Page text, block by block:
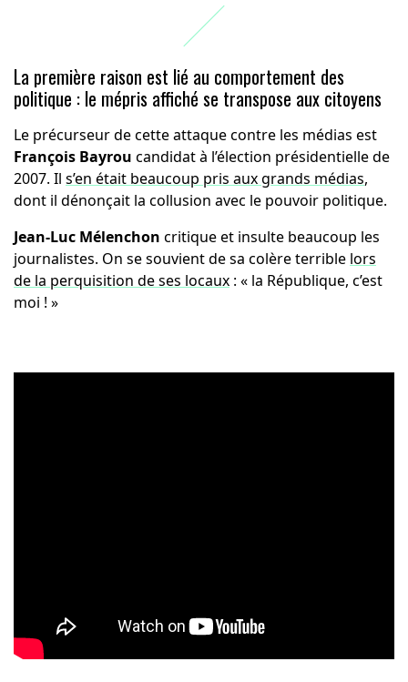
La première raison est lié au comportement des
politique : le mépris affiché se transpose aux citoyens
Le précurseur de cette attaque contre les médias est
François Bayrou candidat à l’élection présidentielle de
2007. Il s’en était beaucoup pris aux grands médias,
dont il dénonçait la collusion avec le pouvoir politique.
Jean-Luc Mélenchon critique et insulte beaucoup les
journalistes. On se souvient de sa colère terrible lors
de la perquisition de ses locaux: « la République, c’est
moi ! »